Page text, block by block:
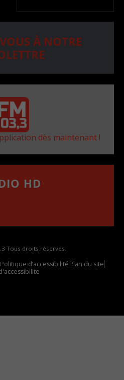
À NOTRE
dès maintenant !
HD
Tous droits réservés.
Politique d’accessibilitéPlan du site